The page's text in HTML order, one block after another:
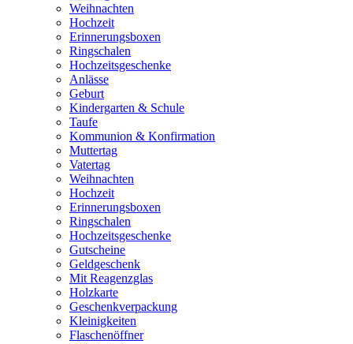
Weihnachten
Hochzeit
Erinnerungsboxen
Ringschalen
Hochzeitsgeschenke
Anlässe
Geburt
Kindergarten & Schule
Taufe
Kommunion & Konfirmation
Muttertag
Vatertag
Weihnachten
Hochzeit
Erinnerungsboxen
Ringschalen
Hochzeitsgeschenke
Gutscheine
Geldgeschenk
Mit Reagenzglas
Holzkarte
Geschenkverpackung
Kleinigkeiten
Flaschenöffner